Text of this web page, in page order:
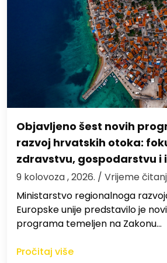
Objavljeno šest novih
razvoj hrvatskih otoka:
zdravstvu, gospodarstvu
9 kolovoza , 2026. / Vrijeme
Ministarstvo regionalnoga
Europske unije predstavilo je
programa temeljen na Zakonu…
Pročitaj više